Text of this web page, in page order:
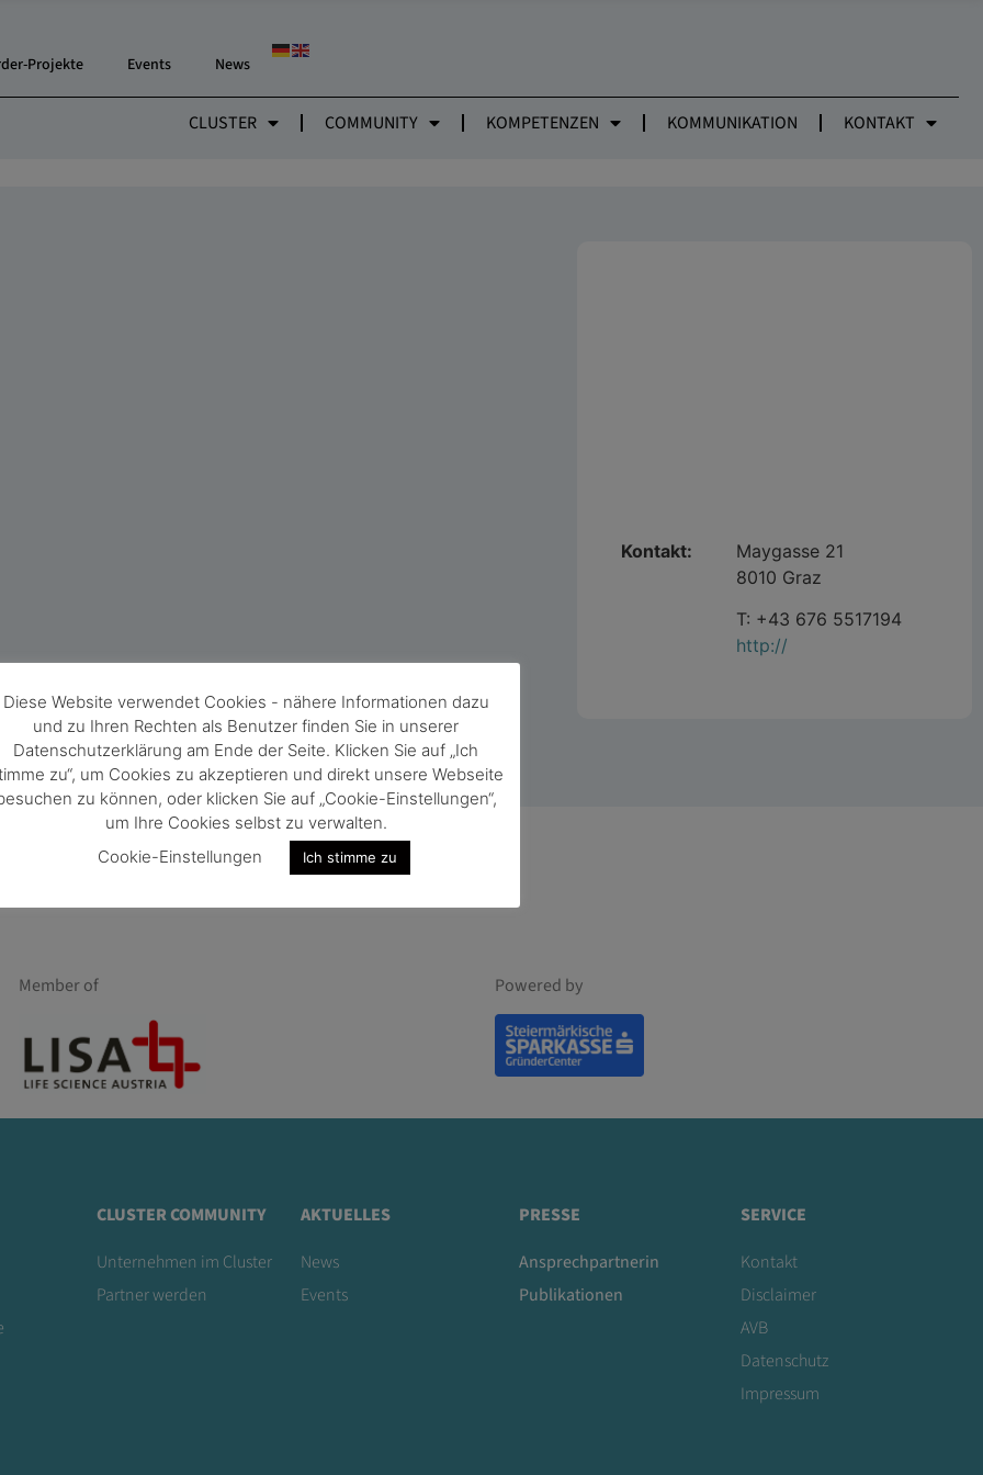
Projekte Events News
CLUSTER COMMUNITY KOMPETENZEN KOMMUNIKATION KONTAKT
Kontakt:
Maygasse 21
8010 Graz
T: +43 676 5517194
http://
Member of Powered by
CLUSTER COMMUNITY
Unternehmen im Cluster
Partner werden
AKTUELLES
News
Events
PRESSE
Ansprechpartnerin
Publikationen
SERVICE
Kontakt
Disclaimer
AVB
Datenschutz
Impressum
Diese Website verwendet Cookies - nähere Informationen dazu
und zu Ihren Rechten als Benutzer finden Sie in unserer
Datenschutzerklärung am Ende der Seite. Klicken Sie auf „Ich
zu“, um Cookies zu akzeptieren und direkt unsere Webseite
zu können, oder klicken Sie auf „Cookie-Einstellungen“,
um Ihre Cookies selbst zu verwalten.
Cookie-Einstellungen
Ich stimme zu